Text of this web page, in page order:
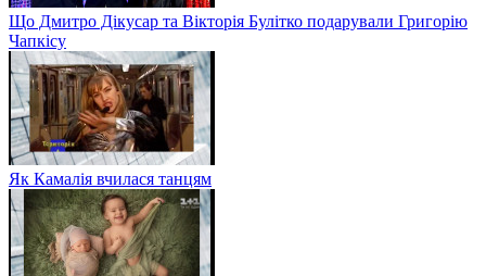
Що Дмитро Дікусар та Вікторія Булітко подарували Григорію
Чапкісу
Як Камалія вчилася танцям